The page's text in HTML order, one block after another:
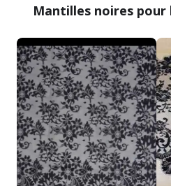
Mantilles noires pour